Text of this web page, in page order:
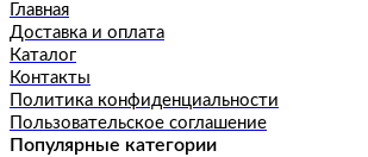
Главная
Доставка и оплата
Каталог
Контакты
Политика конфиденциальности
Пользовательское соглашение
Популярные категории